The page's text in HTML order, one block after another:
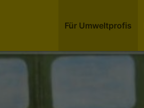
Für Umweltprofis